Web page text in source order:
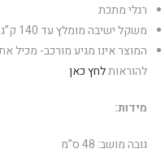
רגלי מתכת
משקל ישיבה מומלץ עד 140 ק”ג
המוצר אינו מגיע מורכב- מכיל
להוראותלחץ כאן
מידות:
גובה מושב: 48 ס”מ